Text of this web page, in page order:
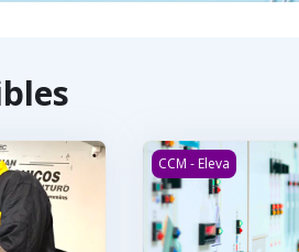
y Formación TP
CCM-Eleva /
CCM - Eleva